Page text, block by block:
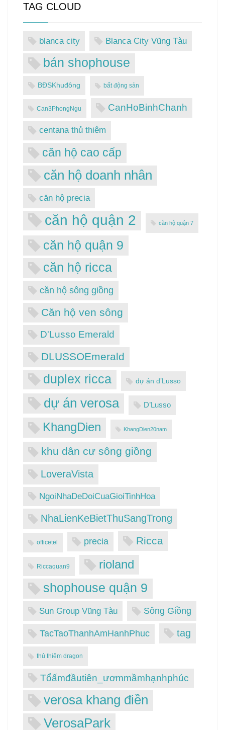
TAG CLOUD
blanca city Blanca City Vũng Tàu
bán shophouse
BĐSKhuđông bất động sản
Can3PhongNgu CanHoBinhChanh
centana thủ thiêm
căn hộ cao cấp
căn hộ doanh nhân
căn hộ precia
căn hộ quận 2 căn hộ quận 7
căn hộ quận 9
căn hộ ricca
căn hộ sông giồng
Căn hộ ven sông
D'Lusso Emerald
DLUSSOEmerald
duplex ricca dự án d’Lusso
dự án verosa D’Lusso
KhangDien KhangDien20nam
khu dân cư sông giồng
LoveraVista
NgoiNhaDeDoiCuaGioiTinhHoa
NhaLienKeBietThuSangTrong
officetel precia Ricca
Riccaquan9
rioland
shophouse quận 9
Sun Group Vũng Tàu Sông Giồng
TacTaoThanhAmHanhPhuc tag
thủ thiêm dragon
Tổấmđầutiên_ươmmầmhạnhphúc
verosa khang điền
VerosaPark